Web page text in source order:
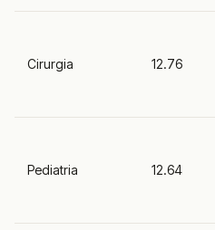
Cirurgia 12.76
Pediatria 12.64